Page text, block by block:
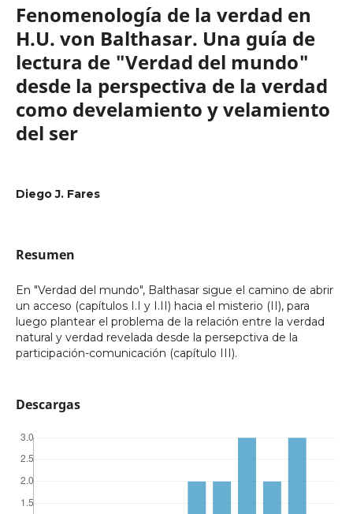
Fenomenología de la verdad en
H.U. von Balthasar. Una guía de
lectura de "Verdad del mundo"
desde la perspectiva de la verdad
como develamiento y velamiento
del ser
Diego J. Fares
Resumen
En "Verdad del mundo", Balthasar sigue el camino de abrir
un acceso (capítulos I.I y I.II) hacia el misterio (II), para
luego plantear el problema de la relación entre la verdad
natural y verdad revelada desde la persepctiva de la
participación-comunicación (capítulo III).
Descargas